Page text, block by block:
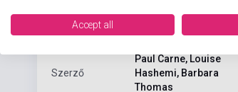
ISBN 9780521774239
Szerző
Paul Carne, Louise
Hashemi, Barbara
Thomas
Accept all